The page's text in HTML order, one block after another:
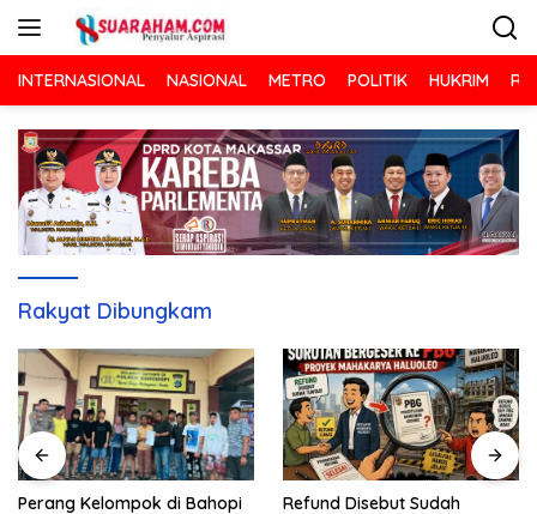
INTERNASIONAL NASIONAL METRO POLITIK HUKRIM
Rakyat Dibungkam
Perang Kelompok di Bahopi
Refund Disebut Sudah